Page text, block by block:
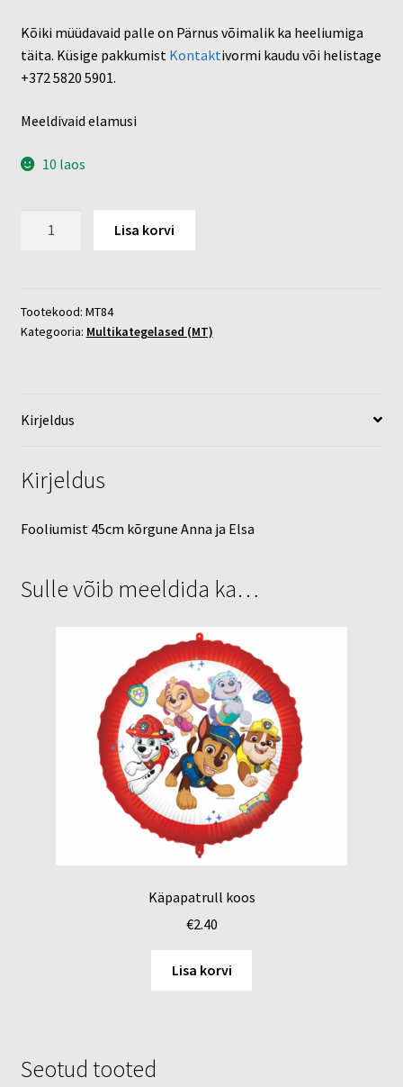
Kõiki müüdavaid palle on Pärnus võimalik ka heeliumiga
täita. Küsige pakkumist Kontaktivormi kaudu või helistage
+372 5820 5901.
Meeldivaid elamusi
10 laos
kogus
Lisa korvi
Tootekood: MT84
Kategooria: Multikategelased (MT)
Kirjeldus
Kirjeldus
Fooliumist 45cm kõrgune Anna ja Elsa
Sulle võib meeldida ka…
Käpapatrull koos
€2.40
Lisa korvi
Seotud tooted